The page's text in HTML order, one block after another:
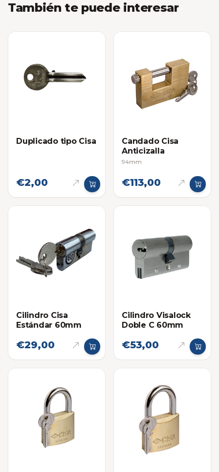
También te puede interesar
Duplicado tipo Cisa
€2,00
Candado Cisa
Anticizalla
94mm
€113,00
Cilindro Cisa
Estándar 60mm
€29,00
Cilindro Visalock
Doble C 60mm
€53,00